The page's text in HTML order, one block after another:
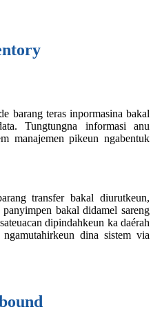
barang teras inpormasina bakal
Tungtungna informasi anu
manajemen pikeun ngabentuk
transfer bakal diurutkeun,
bakal didamel sareng
dipindahkeun ka daérah
dina sistem via